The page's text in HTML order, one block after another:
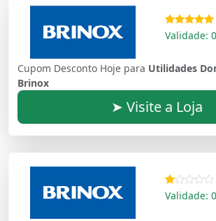
Validade:
Cupom Desconto Hoje para Utilidades
Brinox
➤ Visite a Loja
Validade: